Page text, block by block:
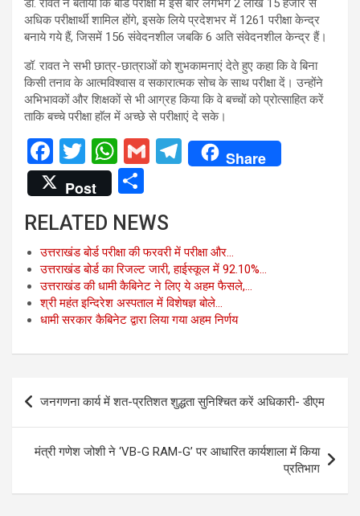
डाॅ. रावत ने बताया कि बोर्ड परीक्षा में इस बार लगभग 2 लाख 15 हजार से
अधिक परीक्षार्थी शामिल होंगे, इसके लिये प्रदेशभर में 1261 परीक्षा केन्द्र
बनाये गये हैं, जिसमें 156 संवेदनशील जबकि 6 अति संवेदनशील केन्द्र हैं।
डॉ. रावत ने सभी छात्र-छात्राओं को शुभकामनाएं देते हुए कहा कि वे बिना
किसी तनाव के आत्मविश्वास व सकारात्मक सोच के साथ परीक्षा दें। उन्होंने
अभिभावकों और शिक्षकों से भी आग्रह किया कि वे बच्चों को प्रोत्साहित करें
ताकि बच्चे परीक्षा हाॅल में अच्छे से परीक्षाएं दे सके।
F
a
ce
b
o
o
k
T
wi
tt
er
W
h
at
s
A
p
p
G
T
a
m
Share
Post
h
ar
e
RELATED NEWS
उत्तराखंड बोर्ड परीक्षा की फरवरी में परीक्षा और…
उत्तराखंड बोर्ड का रिजल्ट जारी, हाईस्कूल में 92.10%…
उत्तराखंड की धामी कैबिनेट ने लिए ये अहम फैसले,…
श्री महंत इन्दिरेश अस्पताल में विशेषज्ञ बोले…
धामी सरकार कैबिनेट द्वारा लिया गया अहम निर्णय
Post
navigation
जनगणना कार्य में शत-प्रतिशत शुद्धता सुनिश्चित करें अधिकारी- डीएम
मंत्री गणेश जोशी ने ‘VB-G RAM-G’ पर आधारित कार्यशाला में किया
प्रतिभाग